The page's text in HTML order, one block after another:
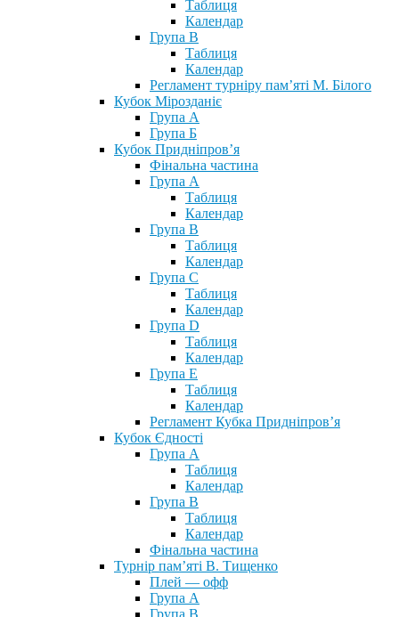
Таблиця
Календар
Група В
Таблиця
Календар
Регламент турніру пам’яті М. Білого
Кубок Мірозданіє
Група А
Група Б
Кубок Придніпров’я
Фінальна частина
Група А
Таблиця
Календар
Група В
Таблиця
Календар
Група С
Таблиця
Календар
Група D
Таблиця
Календар
Група Е
Таблиця
Календар
Регламент Кубка Придніпров’я
Кубок Єдності
Група А
Таблиця
Календар
Група В
Таблиця
Календар
Фінальна частина
Турнір пам’яті В. Тищенко
Плей — офф
Група А
Група B